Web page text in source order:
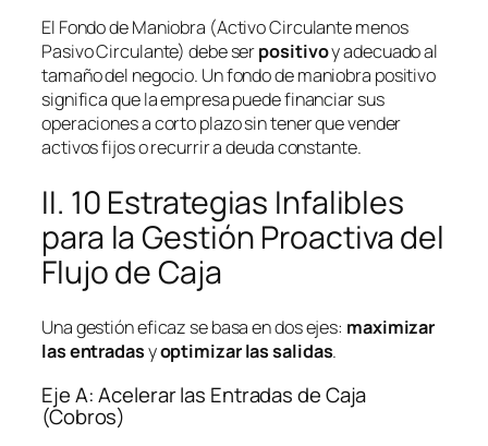
El Fondo de Maniobra (Activo Circulante menos
Pasivo Circulante) debe serpositivoy adecuado al
tamaño del negocio. Un fondo de maniobra positivo
significa que la empresa puede financiar sus
operaciones a corto plazo sin tener que vender
activos fijos o recurrir a deuda constante.
II. 10 Estrategias Infalibles
para la Gestión Proactiva del
Flujo de Caja
Una gestión eficaz se basa en dos ejes: maximizar
las entradasyoptimizar las salidas.
Eje A: Acelerar las Entradas de Caja
(Cobros)